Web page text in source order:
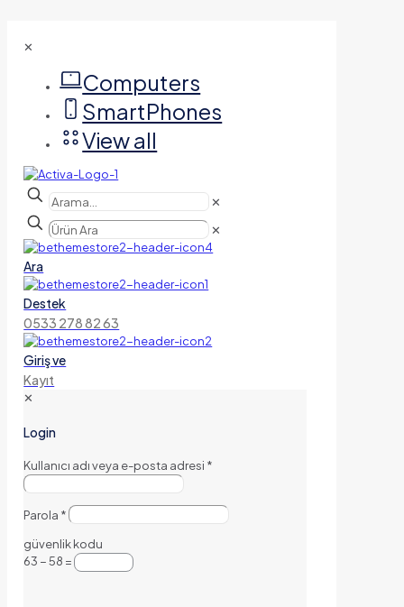
✕
Computers
SmartPhones
View all
✕
✕
Ara
Destek
0533 278 82 63
Giriş ve
Kayıt
✕
Login
Kullanıcı adı veya e-posta adresi *
Parola *
güvenlik kodu
63 − 58 =